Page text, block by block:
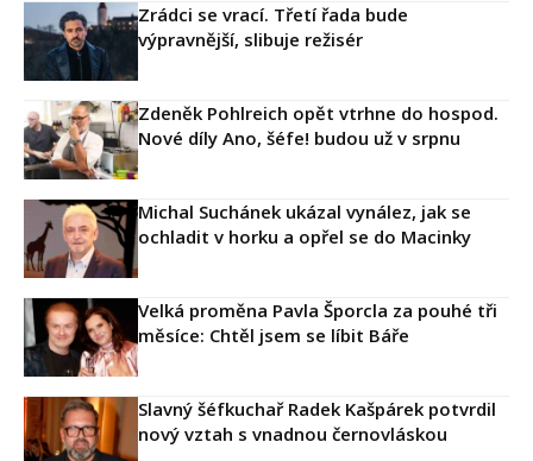
Zrádci se vrací. Třetí řada bude
výpravnější, slibuje režisér
Zdeněk Pohlreich opět vtrhne do hospod.
Nové díly Ano, šéfe! budou už v srpnu
Michal Suchánek ukázal vynález, jak se
ochladit v horku a opřel se do Macinky
Velká proměna Pavla Šporcla za pouhé tři
měsíce: Chtěl jsem se líbit Báře
Slavný šéfkuchař Radek Kašpárek potvrdil
nový vztah s vnadnou černovláskou